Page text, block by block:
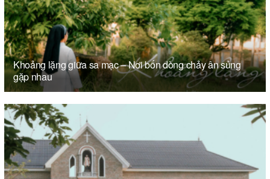
Khoảng lặng giữa sa mạc – Nơi bốn dòng chảy ân sủng
gặp nhau